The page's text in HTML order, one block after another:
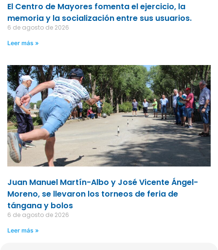
El Centro de Mayores fomenta el ejercicio, la
memoria y la socialización entre sus usuarios.
6 de agosto de 2026
Leer más »
Juan Manuel Martín-Albo y José Vicente Ángel-
Moreno, se llevaron los torneos de feria de
tángana y bolos
6 de agosto de 2026
Leer más »